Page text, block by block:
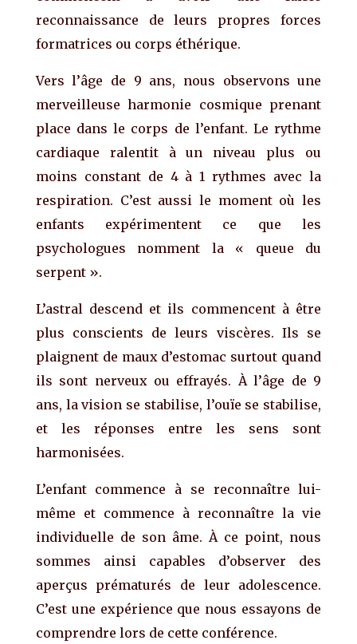
reconnaissance de leurs propres forces
formatrices ou corps éthérique.
Vers l’âge de 9 ans, nous observons une
merveilleuse harmonie cosmique prenant
place dans le corps de l’enfant. Le rythme
cardiaque ralentit à un niveau plus ou
moins constant de 4 à 1 rythmes avec la
respiration. C’est aussi le moment où les
enfants expérimentent ce que les
psychologues nomment la « queue du
serpent ».
L’astral descend et ils commencent à être
plus conscients de leurs viscères. Ils se
plaignent de maux d’estomac surtout quand
ils sont nerveux ou effrayés. À l’âge de 9
ans, la vision se stabilise, l’ouïe se stabilise,
et les réponses entre les sens sont
harmonisées.
L’enfant commence à se reconnaître lui-
même et commence à reconnaître la vie
individuelle de son âme. À ce point, nous
sommes ainsi capables d’observer des
aperçus prématurés de leur adolescence.
C’est une expérience que nous essayons de
comprendre lors de cette conférence.